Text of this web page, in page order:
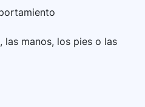
las manos, los pies o las